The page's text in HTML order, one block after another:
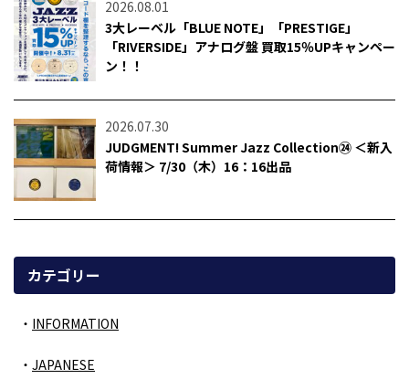
2026.08.01
3大レーベル「BLUE NOTE」「PRESTIGE」
「RIVERSIDE」アナログ盤 買取15％UPキャンペー
ン！！
2026.07.30
JUDGMENT! Summer Jazz Collection㉔ ＜新入
荷情報＞ 7/30（木）16：16出品
カテゴリー
INFORMATION
JAPANESE